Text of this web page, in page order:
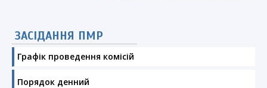
ЗАСІДАННЯ ПМР
Графік проведення комісій
Порядок денний